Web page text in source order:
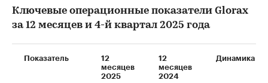
Ключевые операционные показатели Glorax
за 12 месяцев и 4-й квартал 2025 года
Показатель
12
месяцев
2025
12
месяцев
2024
Динамика